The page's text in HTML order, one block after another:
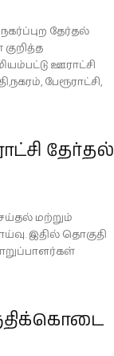
தேர்தல்
ஊராட்சி
பேரூராட்சி,
தேர்தல்
மற்றும்
இதில் தொகுதி